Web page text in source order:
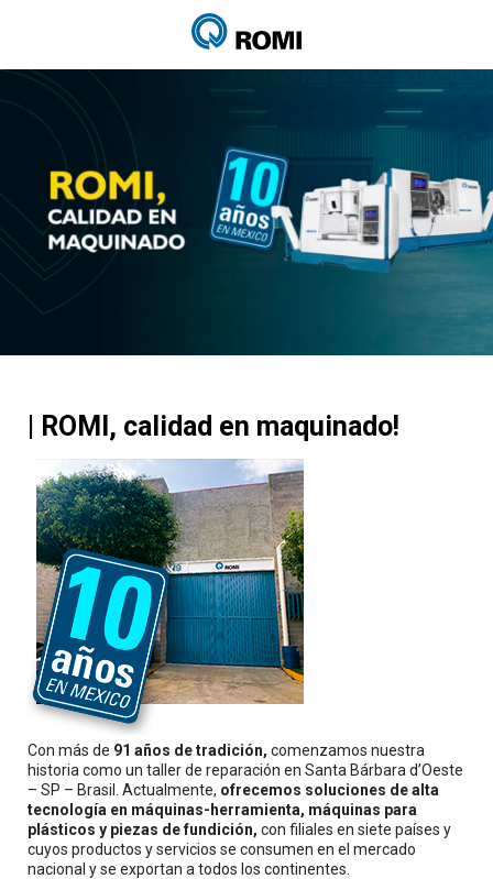
| ROMI, calidad en maquinado!
Con más de 91 años de tradición, comenzamos nuestra
historia como un taller de reparación en Santa Bárbara d’Oeste
– SP – Brasil. Actualmente, ofrecemos soluciones de alta
tecnología en máquinas-herramienta, máquinas para
plásticos y piezas de fundición, con filiales en siete países y
cuyos productos y servicios se consumen en el mercado
nacional y se exportan a todos los continentes.